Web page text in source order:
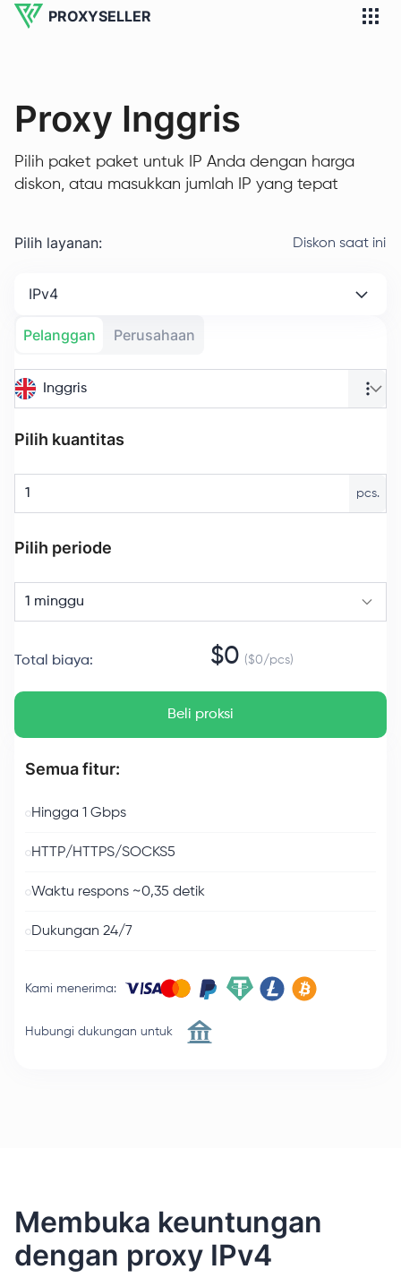
PROXYSELLER
Proxy Inggris
Pilih paket paket untuk IP Anda dengan harga
diskon, atau masukkan jumlah IP yang tepat
Pilih layanan: Diskon saat ini
IPv4
Pelanggan Perusahaan
Inggris
Pilih kuantitas
pcs.
Pilih periode
1 minggu
Total biaya: $0 ($0/pcs)
Beli proksi
Semua fitur:
Hingga 1 Gbps
HTTP/HTTPS/SOCKS5
Waktu respons ~0,35 detik
Dukungan 24/7
Kami menerima:
Hubungi dukungan untuk
Membuka keuntungan
dengan proxy IPv4